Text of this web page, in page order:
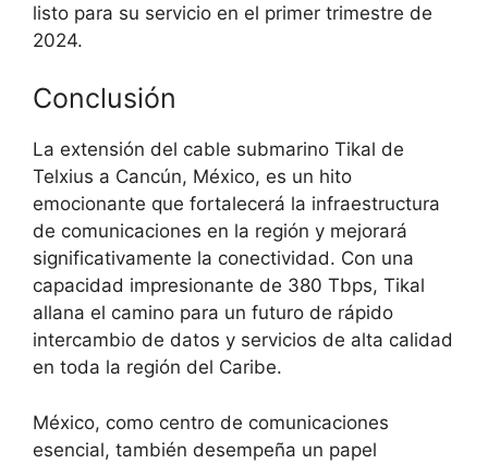
listo para su servicio en el primer trimestre de
2024.
Conclusión
La extensión del cable submarino Tikal de
Telxius a Cancún, México, es un hito
emocionante que fortalecerá la infraestructura
de comunicaciones en la región y mejorará
significativamente la conectividad. Con una
capacidad impresionante de 380 Tbps, Tikal
allana el camino para un futuro de rápido
intercambio de datos y servicios de alta calidad
en toda la región del Caribe.
México, como centro de comunicaciones
esencial, también desempeña un papel